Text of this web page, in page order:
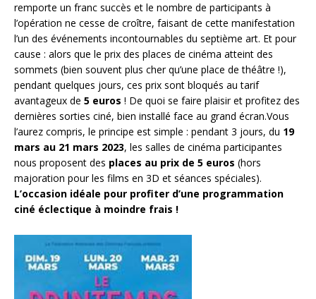
remporte un franc succès et le nombre de participants à
l’opération ne cesse de croître, faisant de cette manifestation
l’un des événements incontournables du septième art. Et pour
cause : alors que le prix des places de cinéma atteint des
sommets (bien souvent plus cher qu’une place de théâtre !),
pendant quelques jours, ces prix sont bloqués au tarif
avantageux de 5 euros ! De quoi se faire plaisir et profitez des
dernières sorties ciné, bien installé face au grand écran.Vous
l’aurez compris, le principe est simple : pendant 3 jours, du 19
mars au 21 mars 2023, les salles de cinéma participantes
nous proposent des places au prix de 5 euros (hors
majoration pour les films en 3D et séances spéciales).
L’occasion idéale pour profiter d’une programmation
ciné éclectique à moindre frais !